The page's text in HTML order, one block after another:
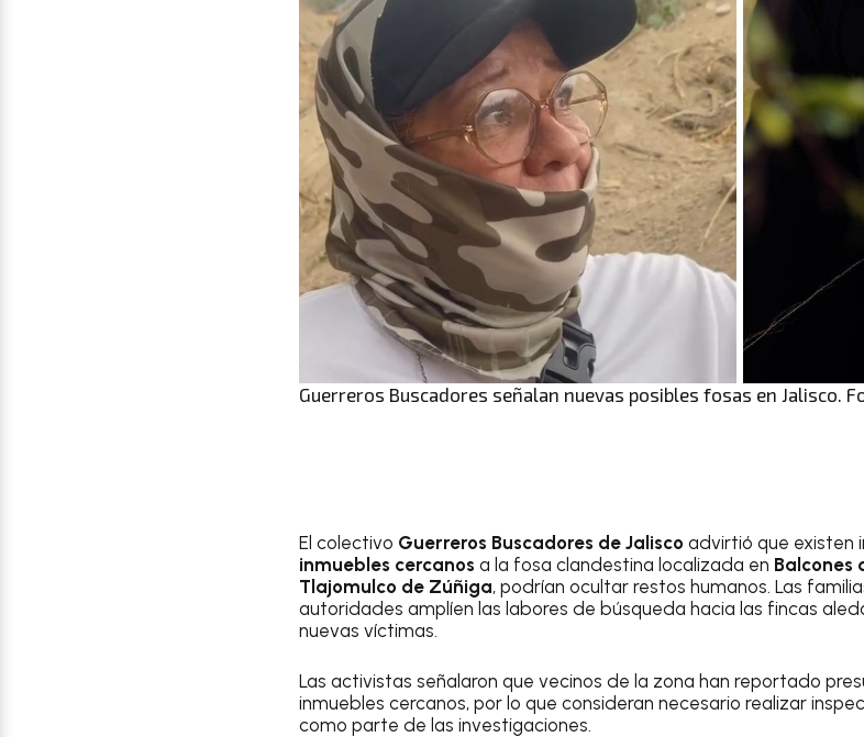
Guerreros Buscadores señalan nuevas posibles fosas en Jalisco.
El colectivo Guerreros Buscadores de Jalisco advirtió que existen
inmuebles cercanos a la fosa clandestina localizada en Balcones
Tlajomulco de Zúñiga, podrían ocultar restos humanos. Las
autoridades amplíen las labores de búsqueda hacia las fincas
nuevas víctimas.
Las activistas señalaron que vecinos de la zona han reportado
inmuebles cercanos, por lo que consideran necesario realizar
como parte de las investigaciones.